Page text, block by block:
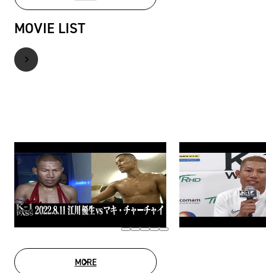
MOVIE LIST
MOREMOVIE LIST